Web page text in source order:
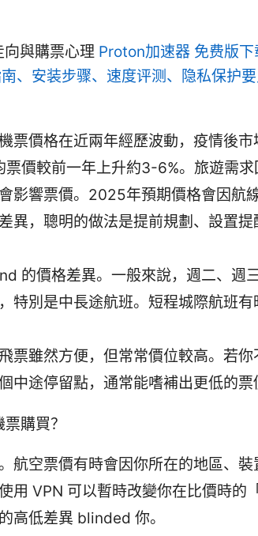
與購票心理 Proton加速器 免费版
、安装步骤、速度评测、隐私保护
票價格在近兩年經歷波動，疫情後市
價較前一年上升約3-6%。旅遊需求
影響票價。2025年預期價格會因航
異，聰明的做法是提前規劃、設置提
的價格差異。一般來說，週二、週
特別是中長途航班。短程城際航班有
票雖然方便，但常常價位較高。若你
中途停留點，通常能嗜補出更低的票
購買？
航空票價有時會因你所在的地區、裝
用 VPN 可以暫時改變你在比價時的
高低差異 blinded 你。